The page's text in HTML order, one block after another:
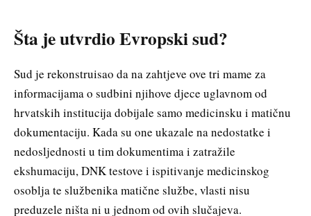
Šta je utvrdio Evropski sud?
Sud je rekonstruisao da na zahtjeve ove tri mame za
informacijama o sudbini njihove djece uglavnom od
hrvatskih institucija dobijale samo medicinsku i matičnu
dokumentaciju. Kada su one ukazale na nedostatke i
nedosljednosti u tim dokumentima i zatražile
ekshumaciju, DNK testove i ispitivanje medicinskog
osoblja te službenika matične službe, vlasti nisu
preduzele ništa ni u jednom od ovih slučajeva.